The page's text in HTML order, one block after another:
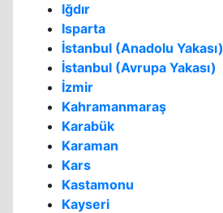
Iğdır
Isparta
İstanbul (Anadolu Yakası)
İstanbul (Avrupa Yakası)
İzmir
Kahramanmaraş
Karabük
Karaman
Kars
Kastamonu
Kayseri